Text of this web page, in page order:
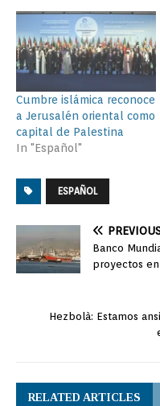
Cumbre islámica reconoce
a Jerusalén oriental como
capital de Palestina
In "Español"
ESPAÑOL
Banco
proyectos
Hezbolà: Estamos
RELATED ARTICLES